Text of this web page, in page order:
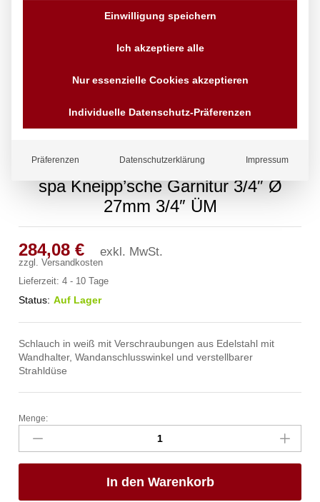
spa Kneipp’sche Garnitur 3/4″ Ø
27mm 3/4″ ÜM
284,08€ exkl. MwSt.
zzgl.Versandkosten
Lieferzeit:4 - 10 Tage
Status: Auf Lager
Schlauch in weiß mit Verschraubungen aus Edelstahl mit
Wandhalter, Wandanschlusswinkel und verstellbarer
Strahldüse
spa
Kneipp'sche
Garnitur
3/4"
Menge:
In den Warenkorb
Einwilligung speichern
Ich akzeptiere alle
Nur essenzielle Cookies akzeptieren
Individuelle Datenschutz-Präferenzen
Präferenzen Datenschutzerklärung Impressum